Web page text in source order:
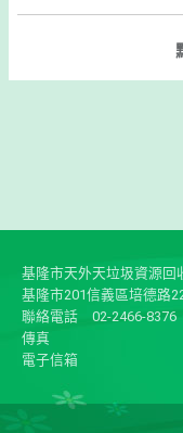
基隆市天外天垃圾資源回
基隆市201信義區培德路
聯絡電話
02-2466-8376
傳真
電子信箱